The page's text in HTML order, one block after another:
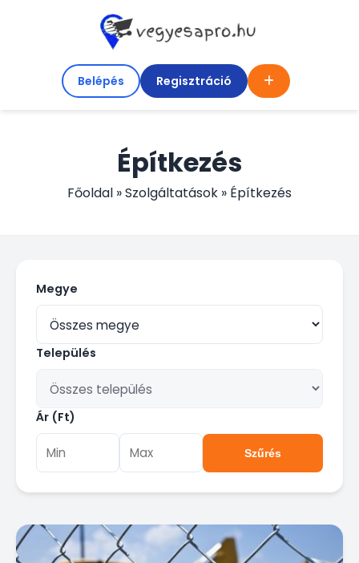
Belépés Regisztráció
Építkezés
Főoldal »Szolgáltatások » Építkezés
Megye
Település
Ár (Ft)
Szűrés